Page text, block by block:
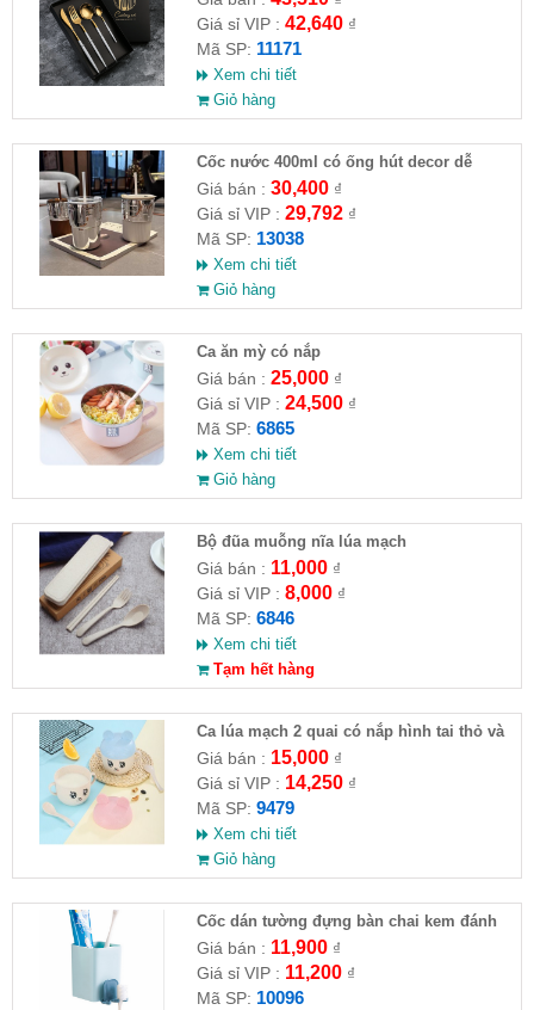
Giá sỉ VIP : 42,640₫
Mã SP: 11171
Xem chi tiết
Giỏ hàng
Cốc nước 400ml có ống hút decor dễ
thương
Giá bán : 30,400₫
Giá sỉ VIP : 29,792₫
Mã SP: 13038
Xem chi tiết
Giỏ hàng
Ca ăn mỳ có nắp
Giá bán : 25,000₫
Giá sỉ VIP : 24,500₫
Mã SP: 6865
Xem chi tiết
Giỏ hàng
Bộ đũa muỗng nĩa lúa mạch
Giá bán : 11,000₫
Giá sỉ VIP : 8,000₫
Mã SP: 6846
Xem chi tiết
Tạm hết hàng
Ca lúa mạch 2 quai có nắp hình tai thỏ và
tròn có kèm muỗng 12x11.7cm
Giá bán : 15,000₫
Giá sỉ VIP : 14,250₫
Mã SP: 9479
Xem chi tiết
Giỏ hàng
Cốc dán tường đựng bàn chai kem đánh
răng
Giá bán : 11,900₫
Giá sỉ VIP : 11,200₫
Mã SP: 10096